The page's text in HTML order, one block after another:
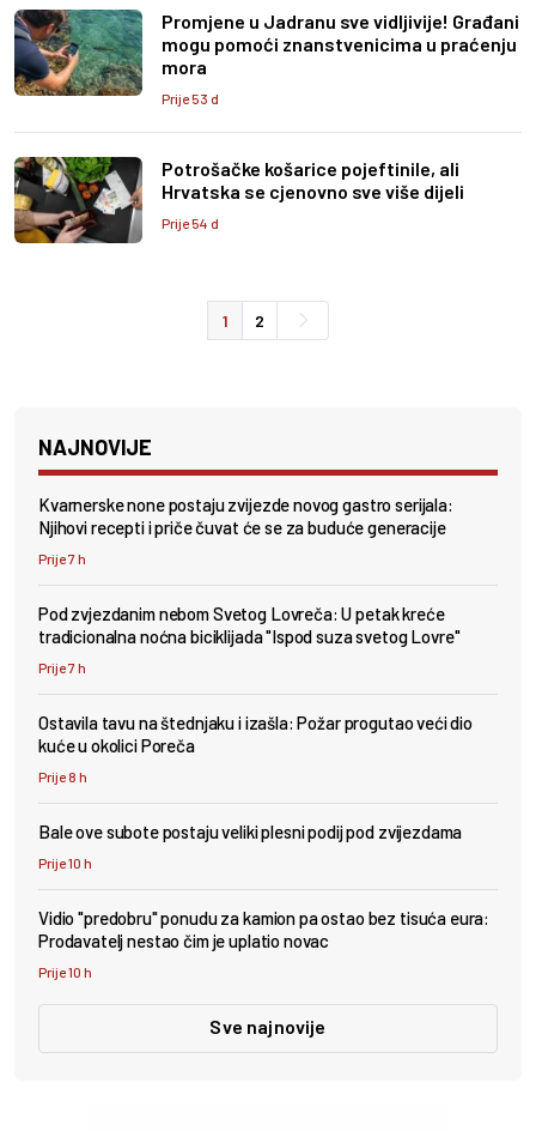
Promjene u Jadranu sve vidljivije! Građani
mogu pomoći znanstvenicima u praćenju
mora
Prije 53 d
Potrošačke košarice pojeftinile, ali
Hrvatska se cjenovno sve više dijeli
Prije 54 d
1 2
NAJNOVIJE
Kvarnerske none postaju zvijezde novog gastro serijala:
Njihovi recepti i priče čuvat će se za buduće generacije
Prije 7 h
Pod zvjezdanim nebom Svetog Lovreča: U petak kreće
tradicionalna noćna biciklijada "Ispod suza svetog Lovre"
Prije 7 h
Ostavila tavu na štednjaku i izašla: Požar progutao veći dio
kuće u okolici Poreča
Prije 8 h
Bale ove subote postaju veliki plesni podij pod zvijezdama
Prije 10 h
Vidio "predobru" ponudu za kamion pa ostao bez tisuća eura:
Prodavatelj nestao čim je uplatio novac
Prije 10 h
Sve najnovije